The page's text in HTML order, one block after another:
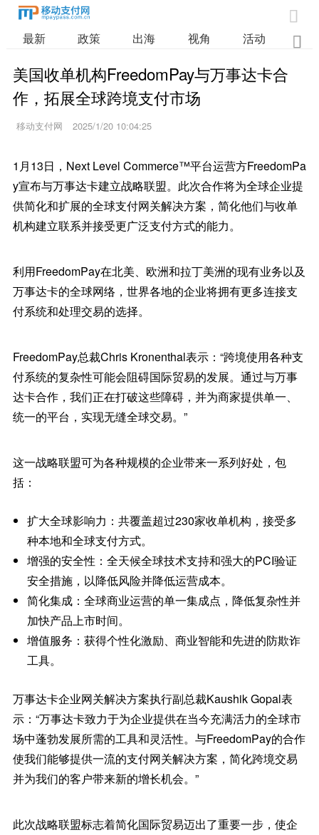

最新 政策 出海 视角 活动 业

美国收单机构FreedomPay与万事达卡合
作，拓展全球跨境支付市场
移动支付网 2025/1/20 10:04:25
1月13日，Next Level Commerce™平台运营方FreedomPa
y宣布与万事达卡建立战略联盟。此次合作将为全球企业提
供简化和扩展的全球支付网关解决方案，简化他们与收单
机构建立联系并接受更广泛支付方式的能力。
利用FreedomPay在北美、欧洲和拉丁美洲的现有业务以及
万事达卡的全球网络，世界各地的企业将拥有更多连接支
付系统和处理交易的选择。
FreedomPay总裁Chris Kronenthal表示：“跨境使用各种支
付系统的复杂性可能会阻碍国际贸易的发展。通过与万事
达卡合作，我们正在打破这些障碍，并为商家提供单一、
统一的平台，实现无缝全球交易。”
这一战略联盟可为各种规模的企业带来一系列好处，包
括：
扩大全球影响力：共覆盖超过230家收单机构，接受多
种本地和全球支付方式。
增强的安全性：全天候全球技术支持和强大的PCI验证
安全措施，以降低风险并降低运营成本。
简化集成：全球商业运营的单一集成点，降低复杂性并
加快产品上市时间。
增值服务：获得个性化激励、商业智能和先进的防欺诈
工具。
万事达卡企业网关解决方案执行副总裁Kaushik Gopal表
示：“万事达卡致力于为企业提供在当今充满活力的全球市
场中蓬勃发展所需的工具和灵活性。与FreedomPay的合作
使我们能够提供一流的支付网关解决方案，简化跨境交易
并为我们的客户带来新的增长机会。”
此次战略联盟标志着简化国际贸易迈出了重要一步，使企